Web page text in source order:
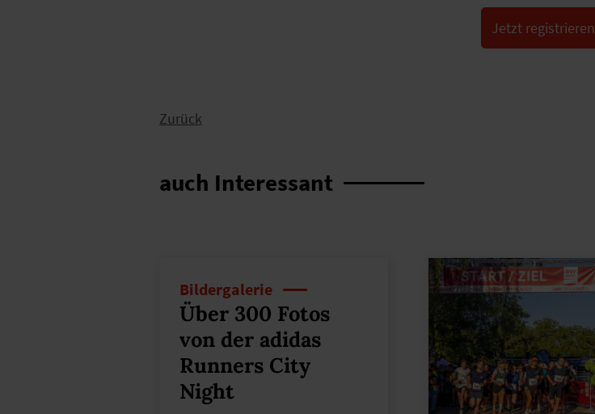
Jetzt registrieren
Zurück
auch Interessant
Bildergalerie
Über 300 Fotos
von der adidas
Runners City
Night